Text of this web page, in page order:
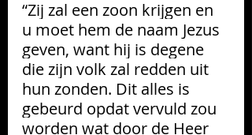
“Zij zal een zoon krijgen en
u moet hem de naam Jezus
geven, want hij is degene
die zijn volk zal redden uit
hun zonden. Dit alles is
gebeurd opdat vervuld zou
worden wat door de Heer